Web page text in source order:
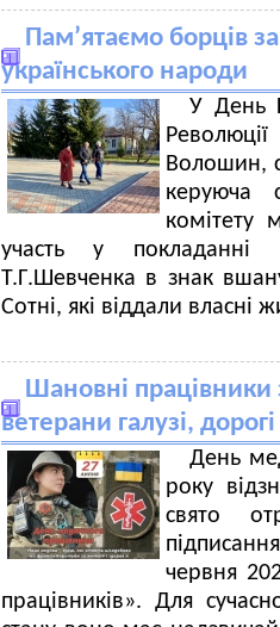
Пам’ятаємо борців
українського народи
У День
Волошин,
керуюча
комітету
участь у покладанні
Т.Г.Шевченка в знак
Сотні, які віддали
Шановні працівники
ветерани галузі,
День
року
свято
червня
працівників». Для